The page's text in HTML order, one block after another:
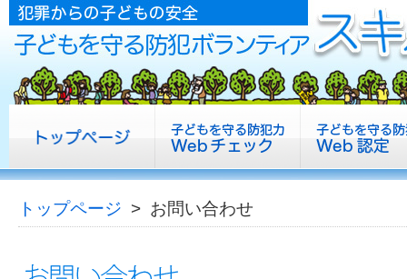
トップページ > お問い合わせ